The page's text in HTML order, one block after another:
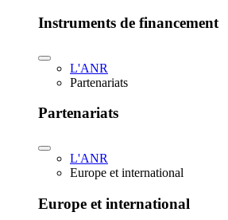
Instruments de financement
L'ANR
Partenariats
Partenariats
L'ANR
Europe et international
Europe et international